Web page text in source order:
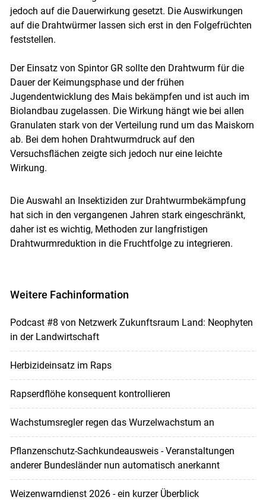
jedoch auf die Dauerwirkung gesetzt. Die Auswirkungen
auf die Drahtwürmer lassen sich erst in den Folgefrüchten
feststellen.
Der Einsatz von Spintor GR sollte den Drahtwurm für die
Dauer der Keimungsphase und der frühen
Jugendentwicklung des Mais bekämpfen und ist auch im
Biolandbau zugelassen. Die Wirkung hängt wie bei allen
Granulaten stark von der Verteilung rund um das Maiskorn
ab. Bei dem hohen Drahtwurmdruck auf den
Versuchsflächen zeigte sich jedoch nur eine leichte
Wirkung.
Die Auswahl an Insektiziden zur Drahtwurmbekämpfung
hat sich in den vergangenen Jahren stark eingeschränkt,
daher ist es wichtig, Methoden zur langfristigen
Drahtwurmreduktion in die Fruchtfolge zu integrieren.
Weitere Fachinformation
Podcast #8 von Netzwerk Zukunftsraum Land: Neophyten
in der Landwirtschaft
Herbizideinsatz im Raps
Rapserdflöhe konsequent kontrollieren
Wachstumsregler regen das Wurzelwachstum an
Pflanzenschutz-Sachkundeausweis - Veranstaltungen
anderer Bundesländer nun automatisch anerkannt
Weizenwarndienst 2026 - ein kurzer Überblick